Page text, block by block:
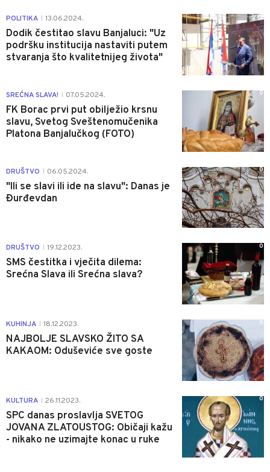
POLITIKA 13.06.2024.
Dodik čestitao slavu Banjaluci: "Uz
podršku institucija nastaviti putem
stvaranja što kvalitetnijeg života"
1
SREĆNA SLAVA! 07.05.2024.
FK Borac prvi put obilježio krsnu
slavu, Svetog Sveštenomučenika
Platona Banjalučkog (FOTO)
0
DRUŠTVO 06.05.2024.
"Ili se slavi ili ide na slavu": Danas je
Đurđevdan
0
DRUŠTVO 19.12.2023.
SMS čestitka i vječita dilema:
Srećna Slava ili Srećna slava?
0
KUHINJA 18.12.2023.
NAJBOLJE SLAVSKO ŽITO SA
KAKAOM: Oduševiće sve goste
0
KULTURA 26.11.2023.
SPC danas proslavlja SVETOG
JOVANA ZLATOUSTOG: Običaji kažu
- nikako ne uzimajte konac u ruke
0